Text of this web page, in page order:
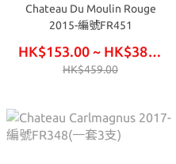
Chateau Du Moulin Rouge
2015-編號FR451
HK$153.00 ~ HK$384.00
HK$459.00